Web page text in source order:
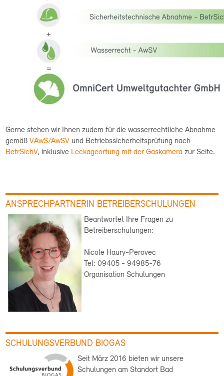
Gerne stehen wir Ihnen zudem für die wasserrechtliche Abnahme
gemäßVAwS/AwSV und Betriebssicherheitsprüfung nach
BetrSichV, inklusive Leckageortung mit der Gaskamera zur Seite.
ANSPRECHPARTNERIN BETREIBERSCHULUNGEN
Beantwortet Ihre Fragen zu
Betreiberschulungen:
Nicole Haury-Perovec
Tel: 09405 - 94985-76
Organisation Schulungen
SCHULUNGSVERBUND BIOGAS
Seit März 2016 bieten wir unsere
Schulungen am Standort Bad